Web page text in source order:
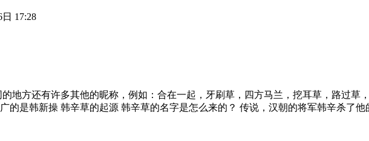
日 17:28
地方还有许多其他的昵称，例如：合在一起，牙刷草，四方马兰，挖耳草，路过草
的是韩新操 韩辛草的起源 韩辛草的名字是怎么来的？ 传说，汉朝的将军韩辛杀了